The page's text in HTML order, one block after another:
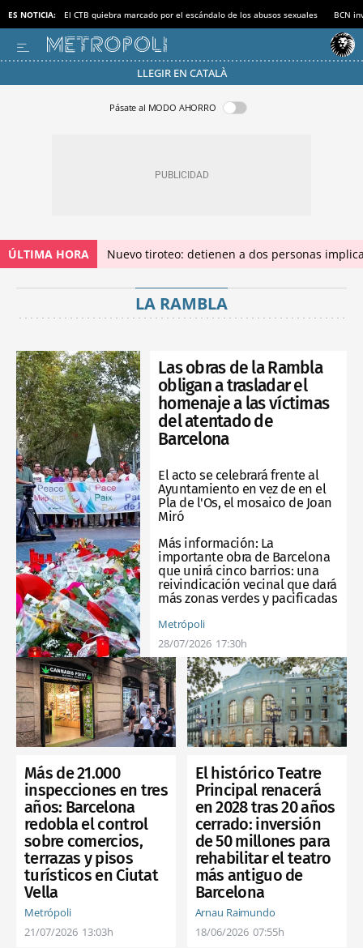
ES NOTICIA: El CTB quiebra marcado por el escándalo de los abusos sexuales BCN
LLEGIR EN CATALÀ
Pásate al MODO AHORRO
ÚLTIMA HORA Nuevo tiroteo: detienen a dos personas
LA RAMBLA
Las obras de la Rambla
obligan a trasladar el
homenaje a las víctimas
del atentado de
Barcelona
El acto se celebrará frente al
Ayuntamiento en vez de en el
Pla de l'Os, el mosaico de Joan
Miró
Más información: La
importante obra de Barcelona
que unirá cinco barrios: una
reivindicación vecinal que dará
más zonas verdes y pacificadas
Metrópoli
28/07/2026 17:30h
Más de 21.000
inspecciones en tres
años: Barcelona
redobla el control
sobre comercios,
terrazas y pisos
turísticos en Ciutat
Vella
Metrópoli
21/07/2026 13:03h
El histórico Teatre
Principal renacerá
en 2028 tras 20 años
cerrado: inversión
de 50 millones para
rehabilitar el teatro
más antiguo de
Barcelona
Arnau Raimundo
18/06/2026 07:55h